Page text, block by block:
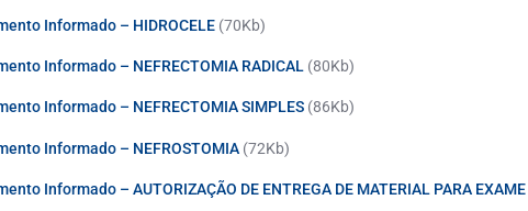
Informado – HIDROCELE (70Kb)
Informado – NEFRECTOMIA RADICAL (80Kb)
Informado – NEFRECTOMIA SIMPLES (86Kb)
Informado – NEFROSTOMIA (72Kb)
Informado – AUTORIZAÇÃO DE ENTREGA DE MATERIAL PARA